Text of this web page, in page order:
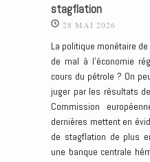
stagflation
28 MAI 2026
La politique monétaire
de mal à l’économie
cours du pétrole ? On
juger par les résultats
Commission
dernières mettent en
de stagflation de plus
une banque centrale